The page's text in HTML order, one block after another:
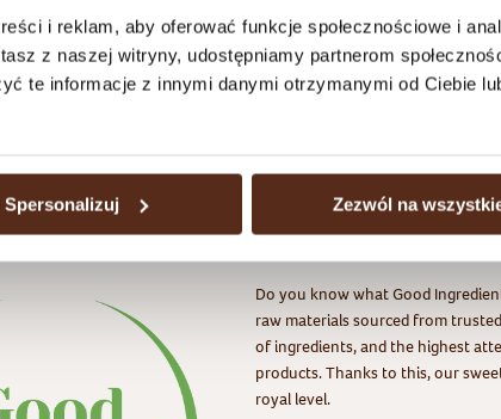
i reklam, aby oferować funkcje społecznościowe i
z naszej witryny, udostępniamy partnerom
te informacje z innymi danymi otrzymanymi od Ciebie
Spersonalizuj Zezwól na
See all products
Do you know what Good
raw materials sourced from
of ingredients, and the highest
products. Thanks to this, our
royal level.